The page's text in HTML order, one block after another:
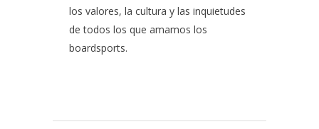
los valores, la cultura y las inquietudes
de todos los que amamos los
boardsports.